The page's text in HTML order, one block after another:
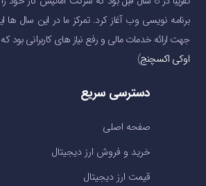
برنامه نویسی وب آغاز کرد. تمرکز ما در این سال ها
جهت ارائه خدمات مالی و رفع نیاز های کاربرانی بود
اوکی اکسچنج)
دسترسی سریع
صفحه اصلی
خرید و فروش ارز دیجیتال
قیمت ارز دیجیتال